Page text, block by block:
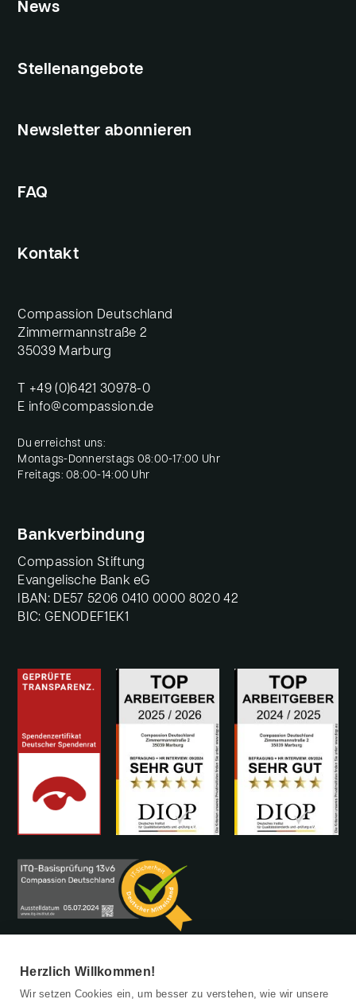
News
Stellenangebote
Newsletter abonnieren
FAQ
Kontakt
Compassion Deutschland
Zimmermannstraße 2
35039 Marburg
T +49 (0)6421 30978-0
E info@compassion.de
Du erreichst uns:
Montags-Donnerstags 08:00-17:00 Uhr
Freitags: 08:00-14:00 Uhr
Bankverbindung
Compassion Stiftung
Evangelische Bank eG
IBAN: DE57 5206 0410 0000 8020 42
BIC: GENODEF1EK1
Herzlich Willkommen!
Wir setzen Cookies ein, um besser zu verstehen, wie wir unsere